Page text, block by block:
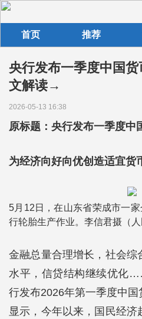
首页 推荐
央行发布一季度中国
文解读→
2026-05-13 16:38
原标题：央行发布一季度
为经济向好向优创造适宜货
5月12日，在山东省荣成市一
行轮胎生产作业。李信君摄（人
金融总量合理增长，社会
水平，信贷结构继续优化
行发布2026年第一季度中
显示，今年以来，国民经